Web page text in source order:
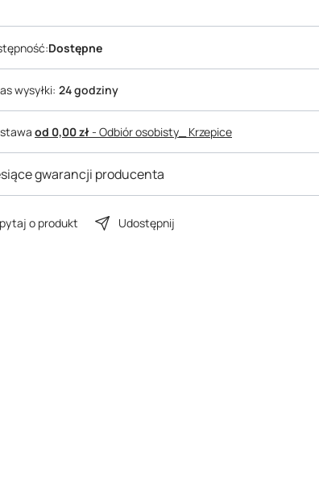
Dostępne
wysyłki: 24 godziny
od 0,00 zł- Odbiór osobisty_ Krzepice
gwarancji producenta
o produkt Udostępnij